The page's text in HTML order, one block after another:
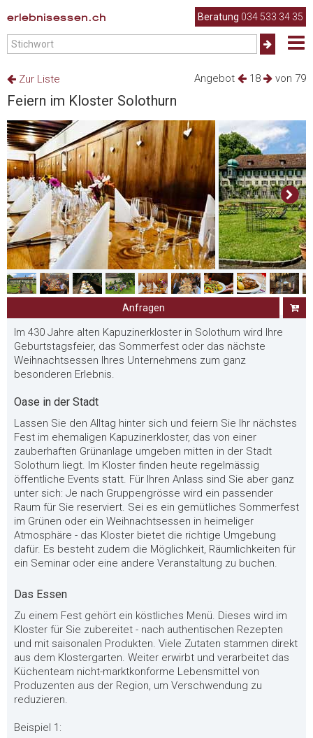
erlebnisessen.ch Beratung 034 533 34 35
Angebot 18 von 79
Zur Liste
Feiern im Kloster Solothurn
Anfragen
Im 430 Jahre alten Kapuzinerkloster in Solothurn wird Ihre
Geburtstagsfeier, das Sommerfest oder das nächste
Weihnachtsessen Ihres Unternehmens zum ganz
besonderen Erlebnis.
Oase in der Stadt
Lassen Sie den Alltag hinter sich und feiern Sie Ihr nächstes
Fest im ehemaligen Kapuzinerkloster, das von einer
zauberhaften Grünanlage umgeben mitten in der Stadt
Solothurn liegt. Im Kloster finden heute regelmässig
öffentliche Events statt. Für Ihren Anlass sind Sie aber ganz
unter sich: Je nach Gruppengrösse wird ein passender
Raum für Sie reserviert. Sei es ein gemütliches Sommerfest
im Grünen oder ein Weihnachtsessen in heimeliger
Atmosphäre - das Kloster bietet die richtige Umgebung
dafür. Es besteht zudem die Möglichkeit, Räumlichkeiten für
ein Seminar oder eine andere Veranstaltung zu buchen.
Das Essen
Zu einem Fest gehört ein köstliches Menü. Dieses wird im
Kloster für Sie zubereitet - nach authentischen Rezepten
und mit saisonalen Produkten. Viele Zutaten stammen direkt
aus dem Klostergarten. Weiter erwirbt und verarbeitet das
Küchenteam nicht-marktkonforme Lebensmittel von
Produzenten aus der Region, um Verschwendung zu
reduzieren.
Beispiel 1: